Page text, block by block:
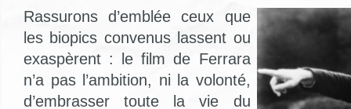
Rassurons d’emblée ceux que
les biopics convenus lassent ou
exaspèrent : le film de Ferrara
n’a pas l’ambition, ni la volonté,
d’embrasser toute la vie du